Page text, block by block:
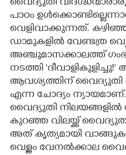
വൈദ്യുതി
പാഠം
വെളിവാക്കുന്നത്.
ഡാമുകളിൽ വേണ്ടത്ര
അഞ്ചുമാസക്കാലത്ത്
നടത്തി
ആവശ്യത്തിന് വൈദ്യുതി
എന്ന ചോദ്യം ന്യായമാണ്.
വൈദ്യുതി
കുറഞ്ഞ വിലയ്ക്ക്
അത് കൃത്യമായി
വെള്ളം വേനൽക്കാല